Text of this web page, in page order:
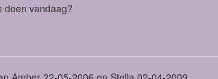
doen vandaag?